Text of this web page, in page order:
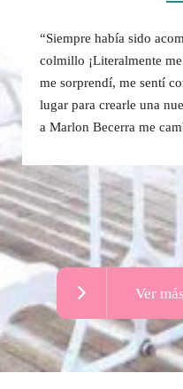
“Siempre había sido
colmillo ¡Literalmente
me sorprendí, me sentí
lugar para crearle una
a Marlon Becerra me
Ver